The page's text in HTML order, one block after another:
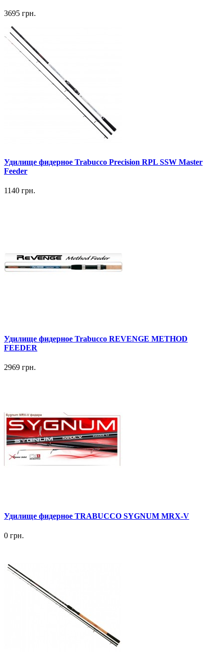
3695 грн.
Удилище фидерное Trabucco Precision RPL SSW Master
Feeder
1140 грн.
Удилище фидерное Trabucco REVENGE METHOD
FEEDER
2969 грн.
Удилище фидерное TRABUCCO SYGNUM MRX-V
0 грн.